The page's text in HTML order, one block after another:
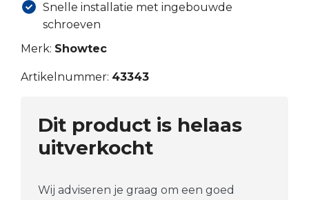
Snelle installatie met ingebouwde
schroeven
Merk: Showtec
Artikelnummer: 43343
Dit product is helaas
uitverkocht
Wij adviseren je graag om een goed